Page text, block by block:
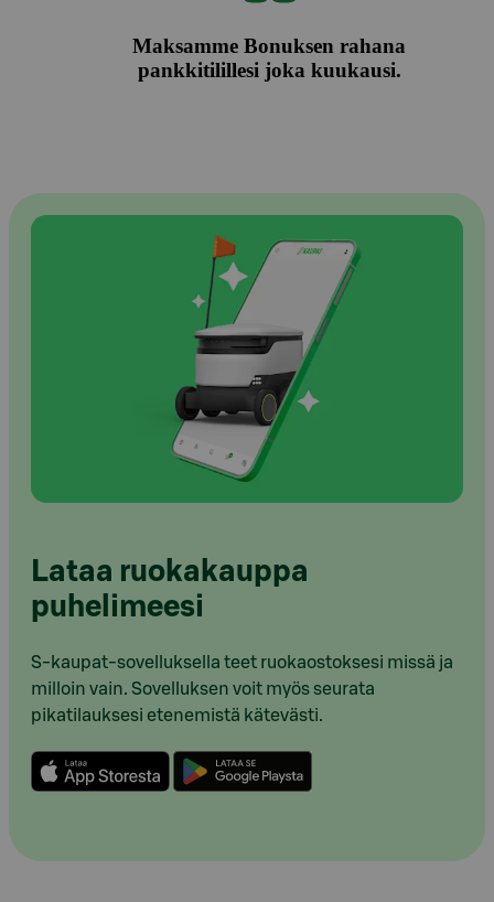
Maksamme Bonuksen rahana
pankkitilillesi joka kuukausi.
Lataa ruokakauppa
puhelimeesi
S-kaupat-sovelluksella teet ruokaostoksesi missä ja
milloin vain. Sovelluksen voit myös seurata
pikatilauksesi etenemistä kätevästi.